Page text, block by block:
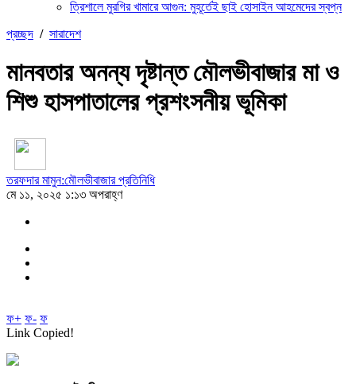
ত্রিশালে মুরগির খামারে আগুন: মুহূর্তেই ছাই হোসাইন আহমেদের স্বপ্ন
প্রচ্ছদ / সারাদেশ
মানবতার অনন্য দৃষ্টান্ত মৌলভীবাজার মা ও
শিশু হাসপাতালের প্রশংসনীয় ভূমিকা
তরফদার মামুন:মৌলভীবাজার প্রতিনিধি
মে ১১, ২০২৫ ১:১৩ অপরাহ্ণ
ফ+ ফ- ফ
Link Copied!